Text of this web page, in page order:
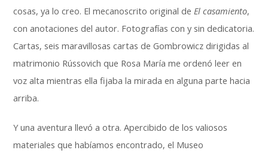
cosas, ya lo creo. El mecanoscrito original deEl casamiento,
con anotaciones del autor. Fotografías con y sin dedicatoria.
Cartas, seis maravillosas cartas de Gombrowicz dirigidas al
matrimonio Rússovich que Rosa María me ordenó leer en
voz alta mientras ella fijaba la mirada en alguna parte hacia
arriba.
Y una aventura llevó a otra. Apercibido de los valiosos
materiales que habíamos encontrado, el Museo